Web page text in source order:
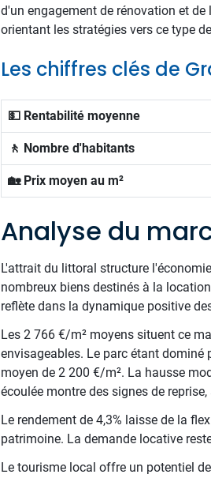
d'un engagement de rénovation et
orientant les stratégies vers ce type
Les chiffres clés de
💵 Rentabilité moyenne
🚶 Nombre d'habitants
🏡 Prix moyen au m²
Analyse du
L'attrait du littoral structure
nombreux biens destinés à la
reflète dans la dynamique positive
Les 2 766 €/m² moyens situent ce
envisageables. Le parc étant dominé
moyen de 2 200 €/m². La hausse
écoulée montre des signes de
Le rendement de 4,3% laisse de la
patrimoine. La demande locative
Le tourisme local offre un potentiel